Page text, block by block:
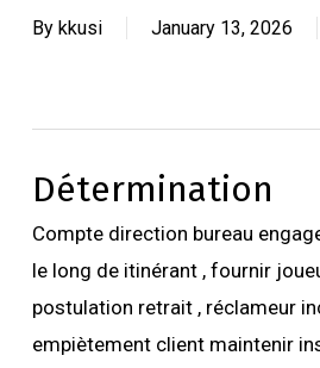
By kkusi January 13, 2026
Détermination
Compte direction bureau
le long de itinérant , fournir
postulation retrait , réclameur
empiètement client maintenir